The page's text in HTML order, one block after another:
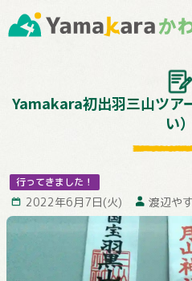
新着記事を読む
お客様レポート
Yamakara
Yamakara初出羽三山ツア
い）
行ってきました！
2022年6月7日(火) 渡辺や